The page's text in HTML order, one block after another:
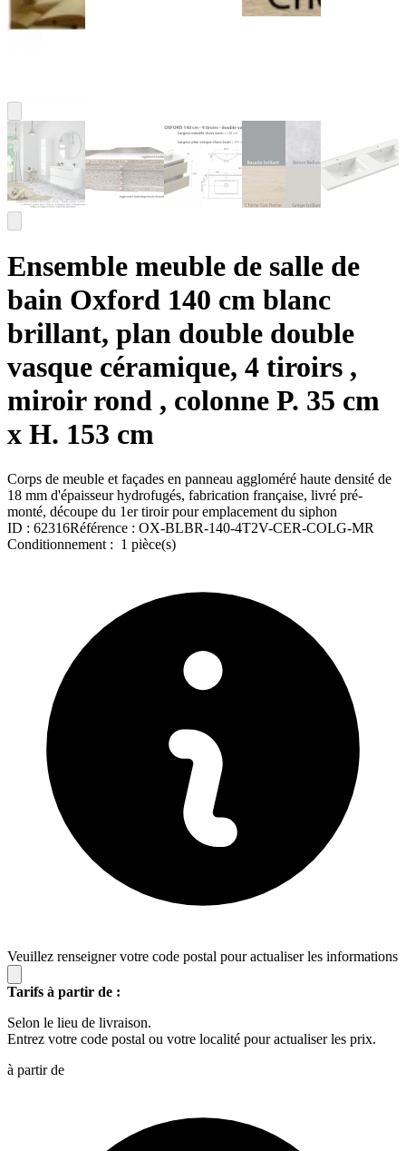
Ensemble meuble de salle de
bain Oxford 140 cm blanc
brillant, plan double double
vasque céramique, 4 tiroirs ,
miroir rond , colonne P. 35 cm
x H. 153 cm
Corps de meuble et façades en panneau aggloméré haute densité de
18 mm d'épaisseur hydrofugés, fabrication française, livré pré-
monté, découpe du 1er tiroir pour emplacement du siphon
ID : 62316Référence : OX-BLBR-140-4T2V-CER-COLG-MR
Conditionnement : 1 pièce(s)
Veuillez renseigner votre code postal pour actualiser les informations
Tarifs à partir de :
Selon le lieu de livraison.
Entrez votre code postal ou votre localité pour actualiser les prix.
à partir de